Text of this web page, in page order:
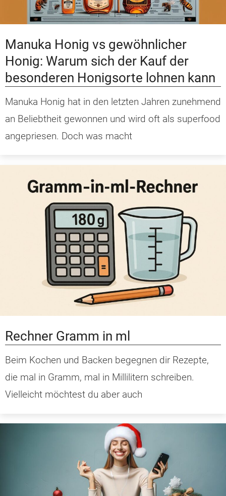
Manuka Honig vs gewöhnlicher
Honig: Warum sich der Kauf der
besonderen Honigsorte lohnen kann
Manuka Honig hat in den letzten Jahren zunehmend
an Beliebtheit gewonnen und wird oft als superfood
angepriesen. Doch was macht
Rechner Gramm in ml
Beim Kochen und Backen begegnen dir Rezepte,
die mal in Gramm, mal in Millilitern schreiben.
Vielleicht möchtest du aber auch